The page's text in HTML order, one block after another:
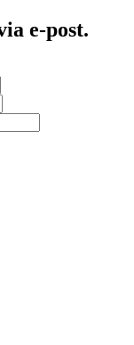
e-post.